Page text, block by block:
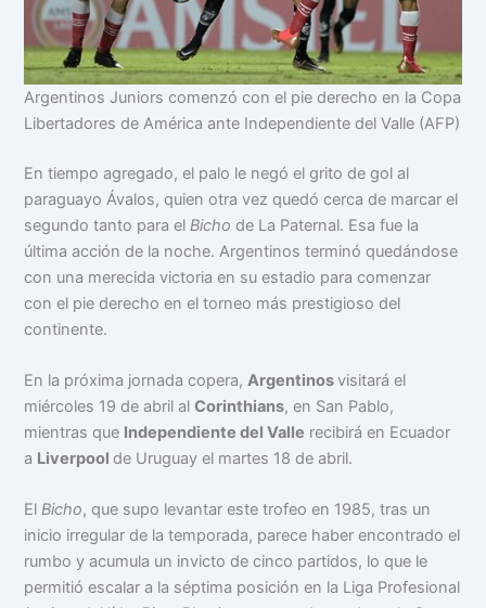
Argentinos Juniors comenzó con el pie derecho en la Copa
Libertadores de América ante Independiente del Valle (AFP)
En tiempo agregado, el palo le negó el grito de gol al
paraguayo Ávalos, quien otra vez quedó cerca de marcar el
segundo tanto para elBicho de La Paternal. Esa fue la
última acción de la noche. Argentinos terminó quedándose
con una merecida victoria en su estadio para comenzar
con el pie derecho en el torneo más prestigioso del
continente.
En la próxima jornada copera,Argentinosvisitará el
miércoles 19 de abril alCorinthians, en San Pablo,
mientras que Independiente del Valle recibirá en Ecuador
a Liverpool de Uruguay el martes 18 de abril.
ElBicho, que supo levantar este trofeo en 1985, tras un
inicio irregular de la temporada, parece haber encontrado el
rumbo y acumula un invicto de cinco partidos, lo que le
permitió escalar a la séptima posición en la Liga Profesional